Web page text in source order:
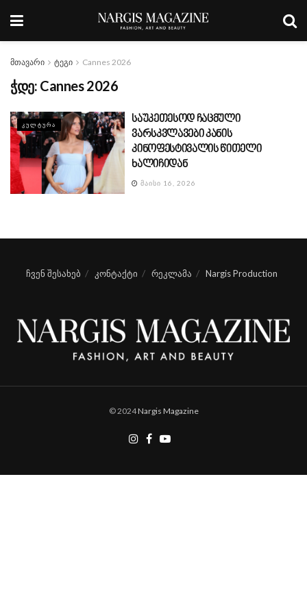
მთავარი ტეგი Cannes 2026
ჭდე: Cannes 2026
ᲙᲣᲚᲢᲣᲠᲐ
საუკეთესოდ ჩაცმული
ვარსკვლავები კანის
კინოფესტივალის წითელი
ხალიჩიდან
ᲛᲐᲘᲡᲘ 16, 2026
ჩვენ შესახებ კონტაქტი რეკლამა Nargis Production
© 2024Nargis Magazine